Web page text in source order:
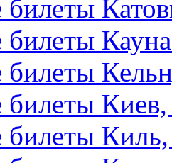
билеты
билеты
билеты